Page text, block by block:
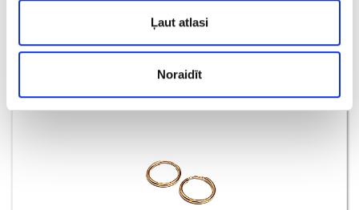
Ļaut atlasi
Noraidīt
€ 47.00
ДОБАВИТЬ В КОРЗИНУ